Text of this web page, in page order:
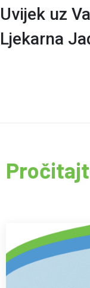
Uvijek uz
Ljekarna